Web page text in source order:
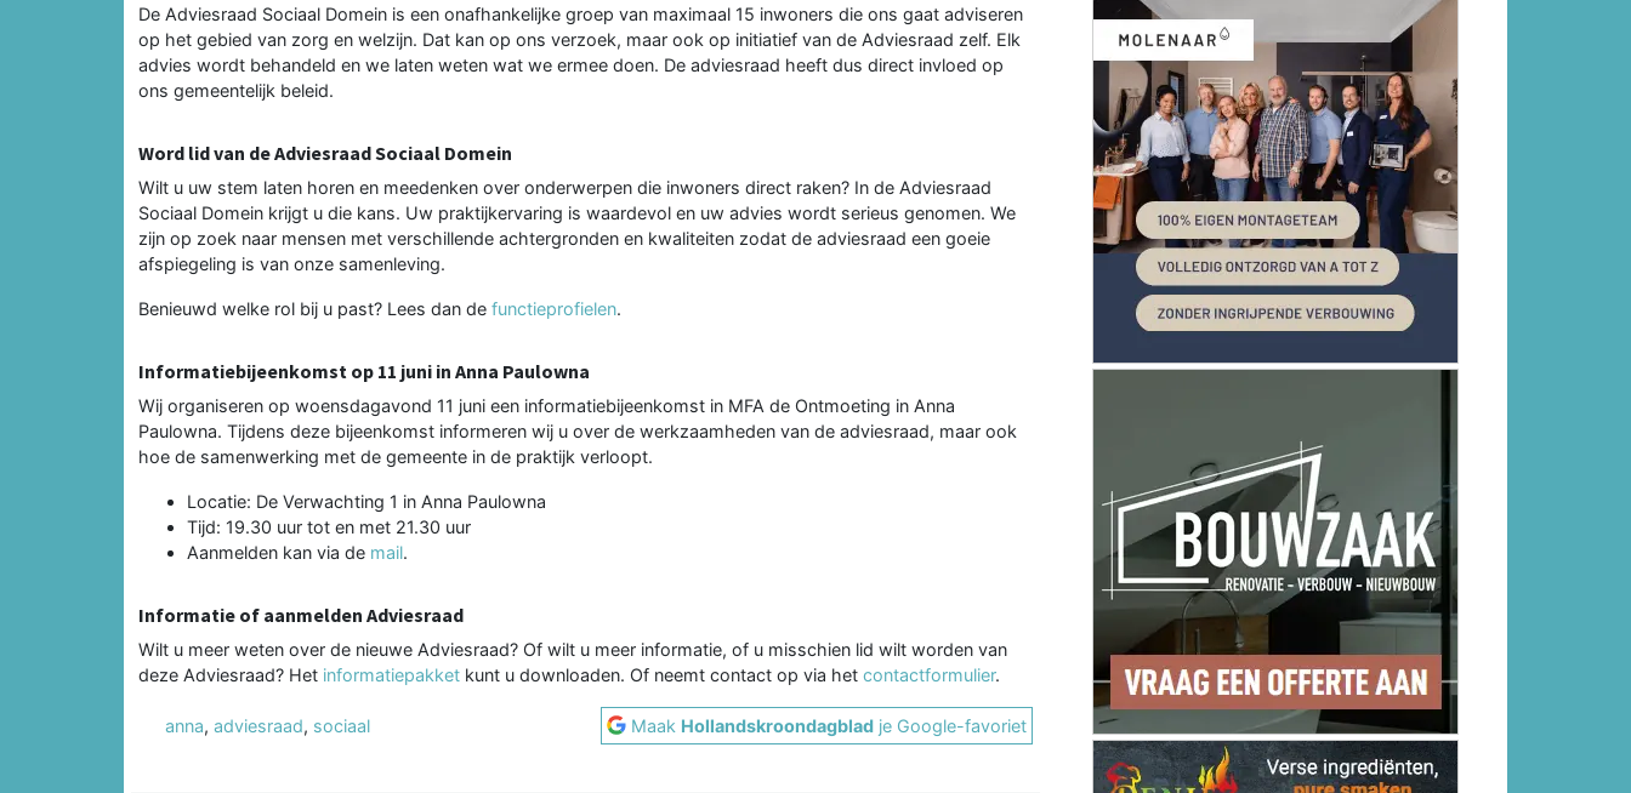
De Adviesraad Sociaal Domein is een onafhankelijke groep van maximaal 15 inwoners die ons gaat adviseren
op het gebied van zorg en welzijn. Dat kan op ons verzoek, maar ook op initiatief van de Adviesraad zelf. Elk
advies wordt behandeld en we laten weten wat we ermee doen. De adviesraad heeft dus direct invloed op
ons gemeentelijk beleid.
Word lid van de Adviesraad Sociaal Domein
Wilt u uw stem laten horen en meedenken over onderwerpen die inwoners direct raken? In de Adviesraad
Sociaal Domein krijgt u die kans. Uw praktijkervaring is waardevol en uw advies wordt serieus genomen. We
zijn op zoek naar mensen met verschillende achtergronden en kwaliteiten zodat de adviesraad een goeie
afspiegeling is van onze samenleving.
Benieuwd welke rol bij u past? Lees dan de functieprofielen.
Informatiebijeenkomst op 11 juni in Anna Paulowna
Wij organiseren op woensdagavond 11 juni een informatiebijeenkomst in MFA de Ontmoeting in Anna
Paulowna. Tijdens deze bijeenkomst informeren wij u over de werkzaamheden van de adviesraad, maar ook
hoe de samenwerking met de gemeente in de praktijk verloopt.
Locatie: De Verwachting 1 in Anna Paulowna
Tijd: 19.30 uur tot en met 21.30 uur
Aanmelden kan via de mail.
Informatie of aanmelden Adviesraad
Wilt u meer weten over de nieuwe Adviesraad? Of wilt u meer informatie, of u misschien lid wilt worden van
deze Adviesraad? Het informatiepakket kunt u downloaden. Of neemt contact op via het contactformulier.
anna, adviesraad, sociaal Maak Hollandskroondagblad je Google-favoriet